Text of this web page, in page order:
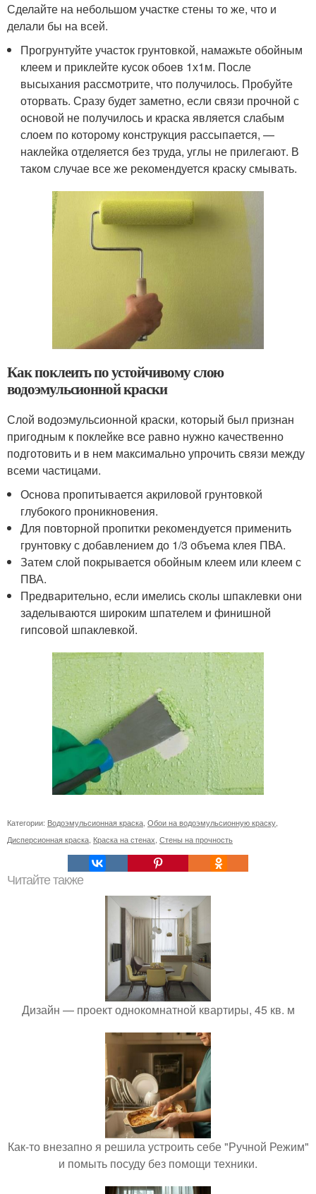
Сделайте на небольшом участке стены то же, что и
делали бы на всей.
Прогрунтуйте участок грунтовкой, намажьте обойным
клеем и приклейте кусок обоев 1х1м. После
высыхания рассмотрите, что получилось. Пробуйте
оторвать. Сразу будет заметно, если связи прочной с
основой не получилось и краска является слабым
слоем по которому конструкция рассыпается, —
наклейка отделяется без труда, углы не прилегают. В
таком случае все же рекомендуется краску смывать.
Как поклеить по устойчивому слою
водоэмульсионной краски
Слой водоэмульсионной краски, который был признан
пригодным к поклейке все равно нужно качественно
подготовить и в нем максимально упрочить связи между
всеми частицами.
Основа пропитывается акриловой грунтовкой
глубокого проникновения.
Для повторной пропитки рекомендуется применить
грунтовку с добавлением до 1/3 объема клея ПВА.
Затем слой покрывается обойным клеем или клеем с
ПВА.
Предварительно, если имелись сколы шпаклевки они
заделываются широким шпателем и финишной
гипсовой шпаклевкой.
Категории: Водоэмульсионная краска, Обои на водоэмульсионную краску,
Дисперсионная краска, Краска на стенах, Стены на прочность
Читайте также
Дизайн — проект однокомнатной квартиры, 45 кв. м
Как-то внезапно я решила устроить себе "Ручной Режим"
и помыть посуду без помощи техники.